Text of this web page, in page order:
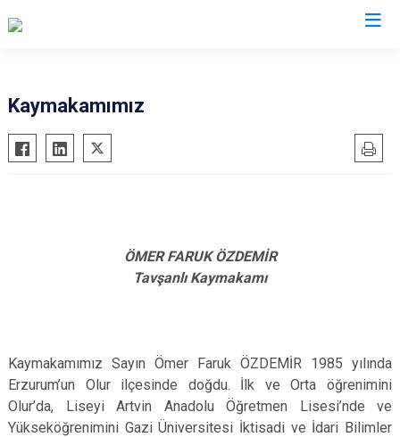
Altıntaş
Aslanapa
Simav
Tavşanlı
Kaymakamımız
ÖMER FARUK ÖZDEMİR
Tavşanlı Kaymakamı
Kaymakamımız Sayın Ömer Faruk ÖZDEMİR 1985 yılında
Erzurum’un Olur ilçesinde doğdu. İlk ve Orta öğrenimini
Olur’da, Liseyi Artvin Anadolu Öğretmen Lisesi’nde ve
Yükseköğrenimini Gazi Üniversitesi İktisadi ve İdari Bilimler